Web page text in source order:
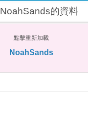
NoahSands的資料
點擊重新加載
NoahSands